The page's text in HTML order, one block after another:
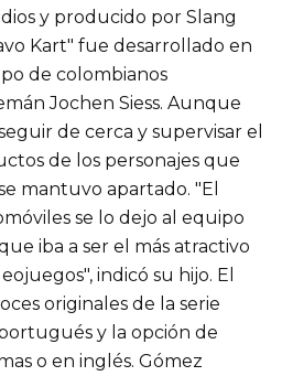
y producido por Slang
Kart" fue desarrollado en
de colombianos
Jochen Siess. Aunque
de cerca y supervisar el
de los personajes que
mantuvo apartado. "El
se lo dejo al equipo
iba a ser el más atractivo
indicó su hijo. El
originales de la serie
y la opción de
o en inglés. Gómez